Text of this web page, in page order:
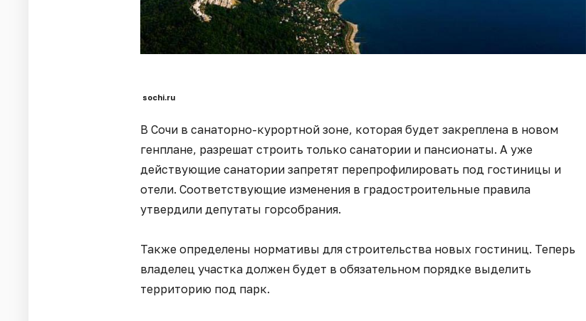
sochi.ru
В Сочи в санаторно-курортной зоне, которая будет закреплена в новом
генплане, разрешат строить только санатории и пансионаты. А уже
действующие санатории запретят перепрофилировать под гостиницы и
отели. Соответствующие изменения в градостроительные правила
утвердили депутаты горсобрания.
Также определены нормативы для строительства новых гостиниц. Теперь
владелец участка должен будет в обязательном порядке выделить
территорию под парк.